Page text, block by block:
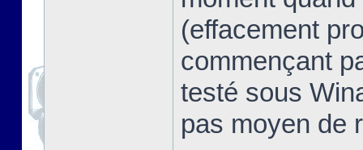
(effacement
commençant
testé sous
pas moyen de